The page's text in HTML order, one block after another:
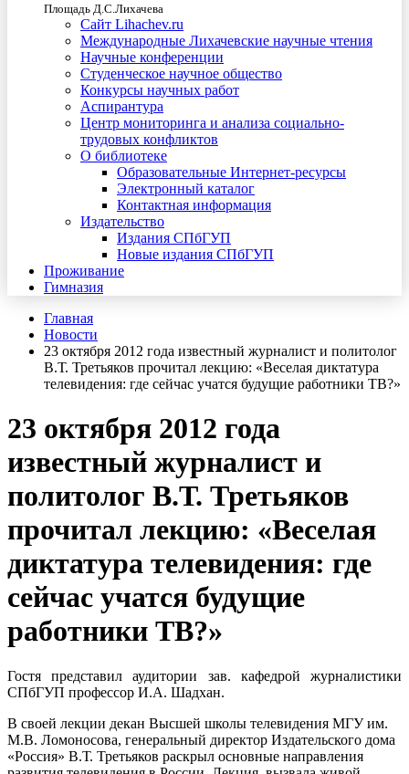
Площадь Д.С.Лихачева
Сайт Lihachev.ru
Международные Лихачевские научные чтения
Научные конференции
Студенческое научное общество
Конкурсы научных работ
Аспирантура
Центр мониторинга и анализа социально-
трудовых конфликтов
О библиотеке
Образовательные Интернет-ресурсы
Электронный каталог
Контактная информация
Издательство
Издания СПбГУП
Новые издания СПбГУП
Проживание
Гимназия
Главная
Новости
23 октября 2012 года известный журналист и политолог
В.Т. Третьяков прочитал лекцию: «Веселая диктатура
телевидения: где сейчас учатся будущие работники ТВ?»
23 октября 2012 года
известный журналист и
политолог В.Т. Третьяков
прочитал лекцию: «Веселая
диктатура телевидения: где
сейчас учатся будущие
работники ТВ?»
Гостя представил аудитории зав. кафедрой журналистики
СПбГУП профессор И.А. Шадхан.
В своей лекции декан Высшей школы телевидения МГУ им.
М.В. Ломоносова, генеральный директор Издательского дома
«Россия» В.Т. Третьяков раскрыл основные направления